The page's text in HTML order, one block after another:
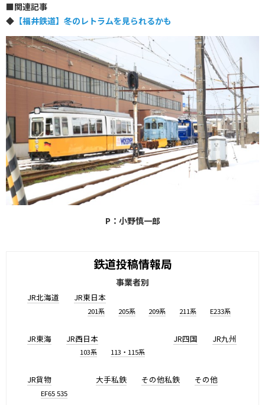
■関連記事
◆ 【福井鉄道】冬のレトラムを見られるかも
P：小野慎一郎
鉄道投稿情報局
事業者別
JR北海道 JR東日本
201系 205系 209系 211系 E233系
JR東海 JR西日本
103系 113・115系
JR四国 JR九州
JR貨物
EF65 535
大手私鉄 その他私鉄 その他